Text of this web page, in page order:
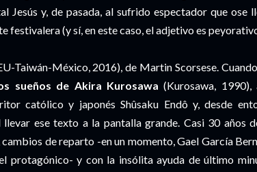
Jesús y, de pasada, al sufrido espectador que ose
festivalera (y sí, en este caso, el adjetivo es
Taiwán-México, 2016), de Martin Scorsese.
sueños de Akira Kurosawa (Kurosawa,
católico y japonés Shûsaku Endô y, desde
ese texto a la pantalla grande. Casi 30 años
de reparto -en un momento, Gael García
protagónico- y con la insólita ayuda de último